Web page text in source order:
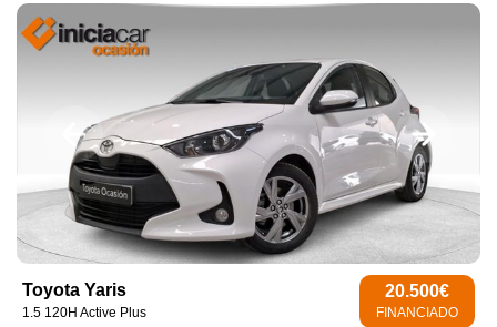
Toyota Yaris
1.5 120H Active Plus
20.500€
FINANCIADO